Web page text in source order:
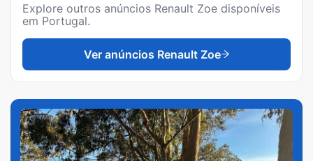
Explore outros anúncios Renault Zoe disponíveis
em Portugal.
Ver anúncios Renault Zoe